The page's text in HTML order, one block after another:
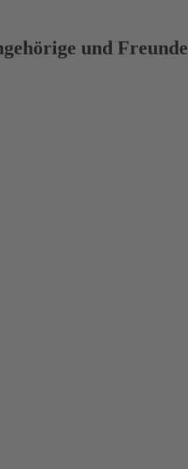
und Freunde